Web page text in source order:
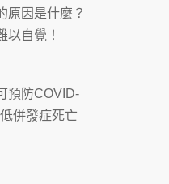
回顧發展歷程與
衛戰：健康好禮
原因是什麼？
以自覺！
預防COVID-
併發症死亡